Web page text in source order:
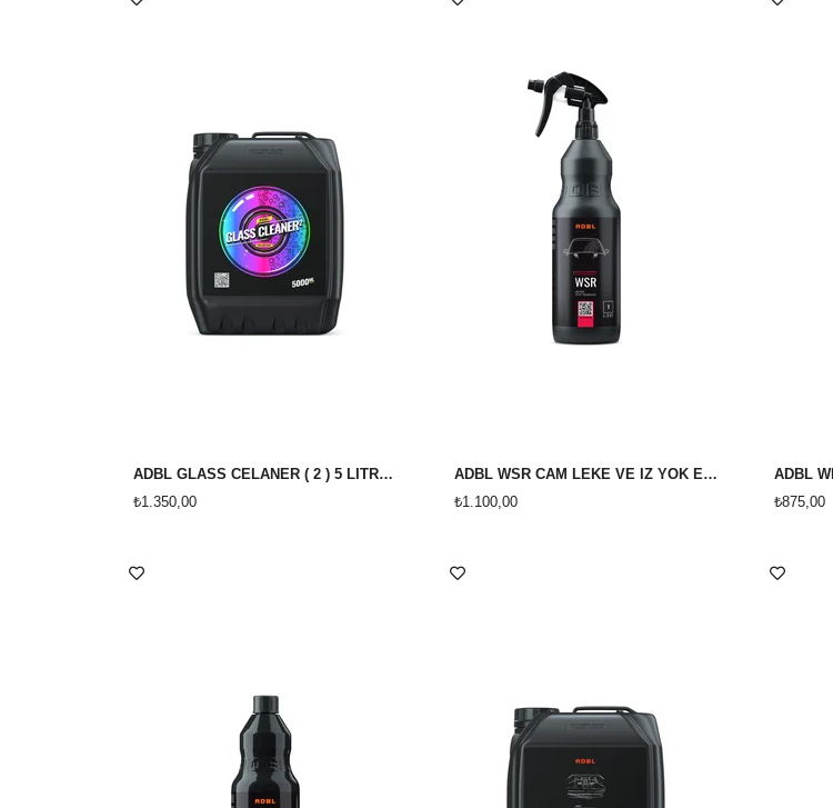
ADBL GLASS CELANER ( 2 ) 5 LİTRE '' HOLO '' CAM TEMİZLEYİCİ
₺1.350,00
ADBL WSR CAM LEKE VE İZ YOK EDİCİ 1 LİTRE
₺1.100,00
₺875,00